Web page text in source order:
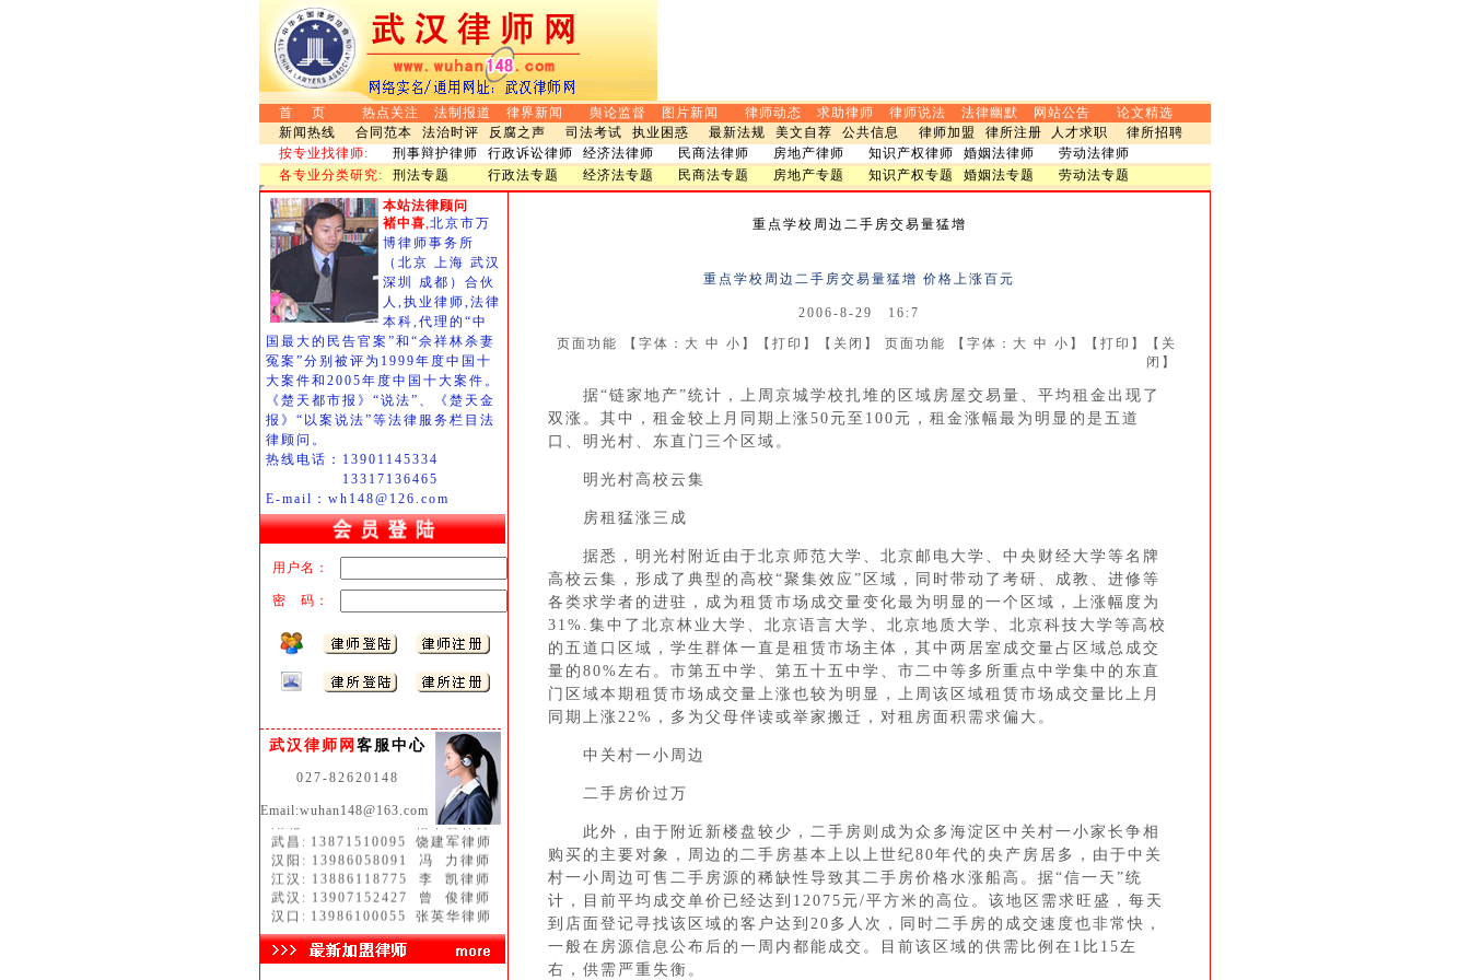
首 页 热点关注 法制报道 律界新闻 舆论监督 图片新闻 律师动态 求助律师 律师说法 法律幽默 网站公告
论文精选
新闻热线
合同范本 法治时评 反腐之声 司法考试 执业困惑 最新法规 美文自荐 公共信息 律师加盟 律所注册 人才求职
律所招聘
按专业找律师: 刑事辩护律师 行政诉讼律师 经济法律师 民商法律师 房地产律师 知识产权律师 婚姻法律师
劳动法律师
各专业分类研究:
刑法专题 行政法专题 经济法专题 民商法专题 房地产专题 知识产权专题 婚姻法专题
劳动法专题
本站法律顾问
褚中喜,北京市万
博律师事务所
（北京 上海 武汉
深圳 成都）合伙
人,执业律师,法律
本科,代理的“中
国最大的民告官案”和“佘祥林杀妻
冤案”分别被评为1999年度中国十
大案件和2005年度中国十大案件。
《楚天都市报》“说法”、《楚天金
报》“以案说法”等法律服务栏目法
律顾问。
热线电话：13901145334
13317136465
E-mail：wh148@126.com
用户名：
密 码：
武汉律师网 客服中心
027-82620148
Email:wuhan148@163.com
湖北: 13071299876 褚中喜律师
武昌:
饶建军律师
汉阳: 13986058091
冯 力律师
江汉: 13886118775
李 凯律师
武汉: 13907152427
曾 俊律师
汉口: 13986100055 张英华律师
重点学校周边二手房交易量猛增
重点学校周边二手房交易量猛增 价格上涨百元
2006-8-29 16:7
页面功能 【字体： 大 中 小 】【 打印 】【 关闭 】 页面功能 【字体： 大 中 小 】【 打印 】【 关
闭 】
据“链家地产”统计，上周京城学校扎堆的区域房屋交易量、平均租金出现了
双涨。其中，租金较上月同期上涨50元至100元，租金涨幅最为明显的是五道
口、明光村、东直门三个区域。
明光村高校云集
房租猛涨三成
据悉，明光村附近由于北京师范大学、北京邮电大学、中央财经大学等名牌
高校云集，形成了典型的高校“聚集效应”区域，同时带动了考研、成教、进修等
各类求学者的进驻，成为租赁市场成交量变化最为明显的一个区域，上涨幅度为
31%.集中了北京林业大学、北京语言大学、北京地质大学、北京科技大学等高校
的五道口区域，学生群体一直是租赁市场主体，其中两居室成交量占区域总成交
量的80%左右。市第五中学、第五十五中学、市二中等多所重点中学集中的东直
门区域本期租赁市场成交量上涨也较为明显，上周该区域租赁市场成交量比上月
同期上涨22%，多为父母伴读或举家搬迁，对租房面积需求偏大。
中关村一小周边
二手房价过万
此外，由于附近新楼盘较少，二手房则成为众多海淀区中关村一小家长争相
购买的主要对象，周边的二手房基本上以上世纪80年代的央产房居多，由于中关
村一小周边可售二手房源的稀缺性导致其二手房价格水涨船高。据“信一天”统
计，目前平均成交单价已经达到12075元/平方米的高位。该地区需求旺盛，每天
到店面登记寻找该区域的客户达到20多人次，同时二手房的成交速度也非常快，
一般在房源信息公布后的一周内都能成交。目前该区域的供需比例在1比15左
右，供需严重失衡。